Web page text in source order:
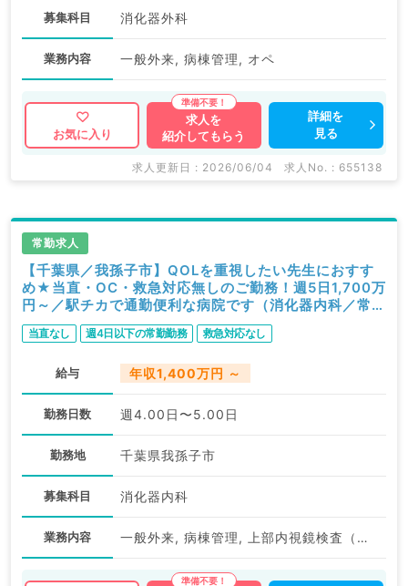
募集科目 消化器外科
業務内容 一般外来, 病棟管理, オペ
お気に入り
求人を
紹介してもらう
詳細を
見る
求人更新日 : 2026/06/04 求人No. : 655138
常勤求人
【千葉県／我孫子市】QOLを重視したい先生におすす
め★当直・OC・救急対応無しのご勤務！週5日1,700万
円～／駅チカで通勤便利な病院です（消化器内科／常
勤）
当直なし 週4日以下の常勤勤務 救急対応なし
給与 年収1,400万円 ～
勤務日数 週4.00日〜5.00日
勤務地 千葉県我孫子市
募集科目 消化器内科
業務内容 一般外来, 病棟管理, 上部内視鏡検査（ＧＦ）, 下部内視鏡検査（ＣＦ）